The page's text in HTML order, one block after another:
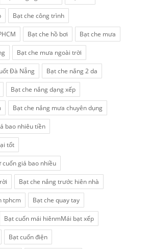
Bạt che công trình
Bạt che hồ bơi Bạt che mưa
Bạt che mưa ngoài trời
Đà Nẵng Bạt che nắng 2 da
Bạt che nắng dạng xếp
Bạt che nắng mưa chuyên dụng
bao nhiêu tiền
tốt
giá bao nhiều
Bạt che nắng trước hiên nhà
tphcm Bạt che quay tay
Bạt cuốn mái hiênmMái bạt xếp
Bạt cuốn điện